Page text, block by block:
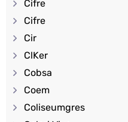
Cifre
Cifre
Cir
ClKer
Cobsa
Coem
Coliseumgres